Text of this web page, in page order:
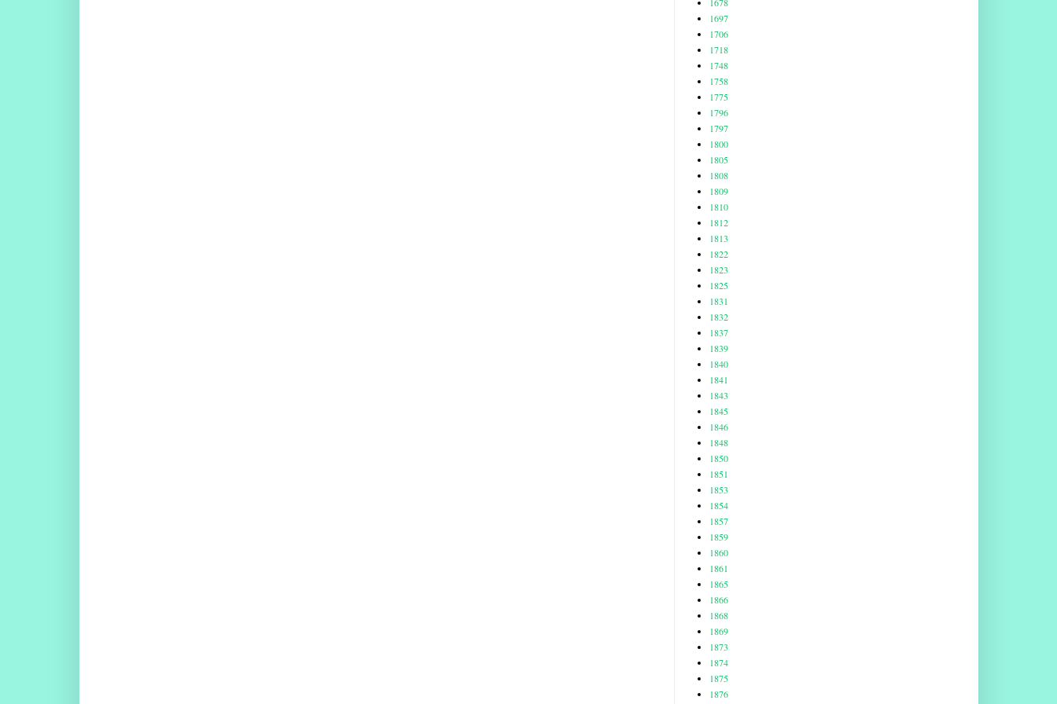
1697
1706
1718
1748
1758
1775
1796
1797
1800
1805
1808
1809
1810
1812
1813
1822
1823
1825
1831
1832
1837
1839
1840
1841
1843
1845
1846
1848
1850
1851
1853
1854
1857
1859
1860
1861
1865
1866
1868
1869
1873
1874
1875
1876